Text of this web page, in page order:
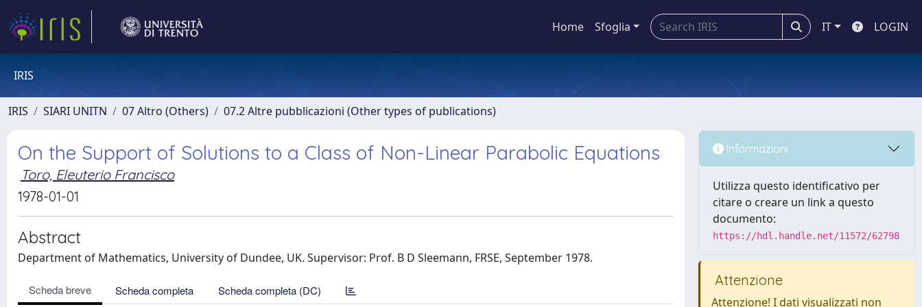
Home Sfoglia IT LOGIN
IRIS
IRIS SIARI UNITN 07 Altro (Others) 07.2 Altre pubblicazioni (Other types of publications)
On the Support of Solutions to a Class of Non-Linear Parabolic Equations
Toro, Eleuterio Francisco
1978-01-01
Abstract
Department of Mathematics, University of Dundee, UK. Supervisor: Prof. B D Sleemann, FRSE, September 1978.
Scheda breve Scheda completa Scheda completa (DC)
Informazioni
Utilizza questo identificativo per
citare o creare un link a questo
documento:
https://hdl.handle.net/11572/62798
Attenzione
Attenzione! I dati visualizzati non